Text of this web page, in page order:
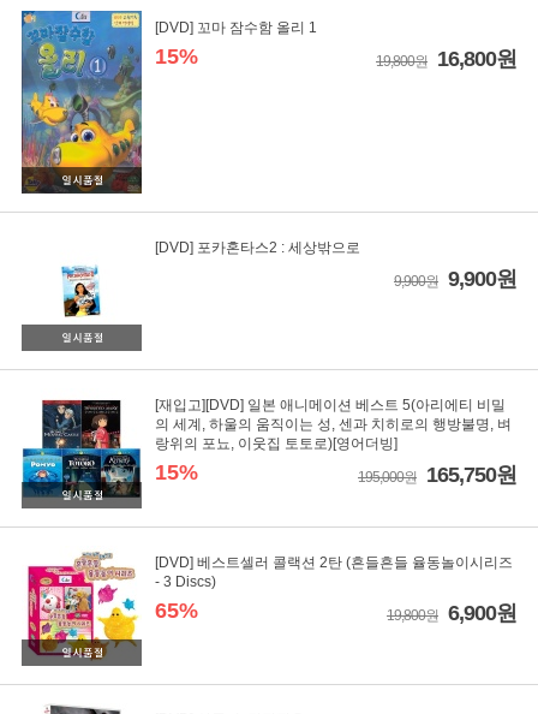
[DVD] 꼬마 잠수함 올리 1
15% 19,800원 16,800원
[DVD] 포카혼타스2 : 세상밖으로
9,900원 9,900원
[재입고][DVD] 일본 애니메이션 베스트 5(아리에티 비밀
의 세계, 하울의 움직이는 성, 센과 치히로의 행방불명, 벼
랑위의 포뇨, 이웃집 토토로)[영어더빙]
15% 195,000원 165,750원
[DVD] 베스트셀러 콜랙션 2탄 (흔들흔들 율동놀이시리즈
- 3 Discs)
65% 19,800원 6,900원